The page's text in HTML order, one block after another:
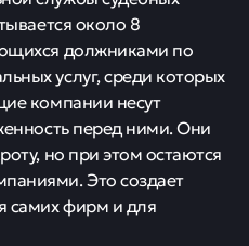
около 8
должниками по
услуг, среди которых
компании несут
перед ними. Они
но при этом остаются
Это создает
самих фирм и для